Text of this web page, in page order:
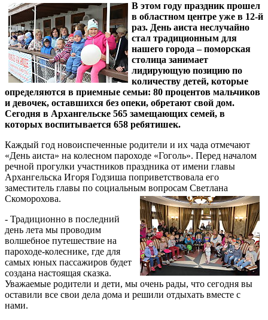
В этом году праздник прошел
в областном центре уже в 12-й
раз. День аиста неслучайно
стал традиционным для
нашего города – поморская
столица занимает
лидирующую позицию по
количеству детей, которые
определяются в приемные семьи: 80 процентов мальчиков
и девочек, оставшихся без опеки, обретают свой дом.
Сегодня в Архангельске 565 замещающих семей, в
которых воспитывается 658 ребятишек.
Каждый год новоиспеченные родители и их чада отмечают
«День аиста» на колесном пароходе «Гоголь». Перед началом
речной прогулки участников праздника от имени главы
Архангельска Игоря Годзиша поприветствовала его
заместитель главы по социальным вопросам Светлана
Скоморохова.
- Традиционно в последний
день лета мы проводим
волшебное путешествие на
пароходе-колеснике, где для
самых юных пассажиров будет
создана настоящая сказка.
Уважаемые родители и дети, мы очень рады, что сегодня вы
оставили все свои дела дома и решили отдыхать вместе с
нами.